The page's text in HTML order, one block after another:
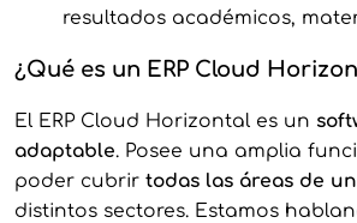
resultados académicos,
¿Qué es un ERP Cloud
El ERP Cloud Horizontal es un
adaptable. Posee una amplia
poder cubrir todas las áreas de
distintos sectores. Estamos